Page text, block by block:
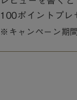
100ポイントプレ
※キャンペーン期